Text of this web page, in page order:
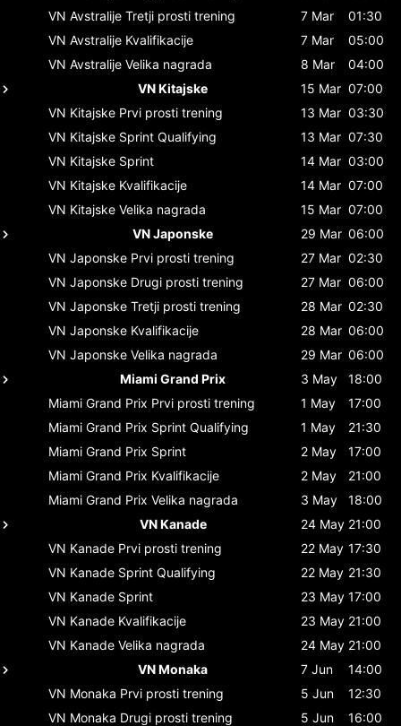
VN Avstralije Tretji prosti trening 7 Mar
01:30
VN Avstralije Kvalifikacije 7 Mar
05:00
VN Avstralije Velika nagrada 8 Mar
04:00
VN Kitajske
15 Mar 07:00
VN Kitajske Prvi prosti trening 13 Mar 03:30
VN Kitajske Sprint Qualifying 13 Mar 07:30
VN Kitajske Sprint 14 Mar 03:00
VN Kitajske Kvalifikacije 14 Mar 07:00
VN Kitajske Velika nagrada 15 Mar 07:00
VN Japonske
29 Mar 06:00
VN Japonske Prvi prosti trening 27 Mar 02:30
VN Japonske Drugi prosti trening 27 Mar 06:00
VN Japonske Tretji prosti trening 28 Mar 02:30
VN Japonske Kvalifikacije 28 Mar 06:00
VN Japonske Velika nagrada 29 Mar 06:00
Miami Grand Prix
3 May
18:00
Miami Grand Prix Prvi prosti trening 1 May
17:00
Miami Grand Prix Sprint Qualifying 1 May
21:30
Miami Grand Prix Sprint 2 May
17:00
Miami Grand Prix Kvalifikacije 2 May
21:00
Miami Grand Prix Velika nagrada 3 May
18:00
VN Kanade
24 May 21:00
VN Kanade Prvi prosti trening 22 May 17:30
VN Kanade Sprint Qualifying 22 May 21:30
VN Kanade Sprint 23 May 17:00
VN Kanade Kvalifikacije 23 May 21:00
VN Kanade Velika nagrada 24 May 21:00
VN Monaka
7 Jun
14:00
VN Monaka Prvi prosti trening 5 Jun
12:30
VN Monaka Drugi prosti trening 5 Jun
16:00